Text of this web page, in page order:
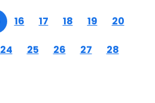
16 17 18 19 20
24 25 26 27 28